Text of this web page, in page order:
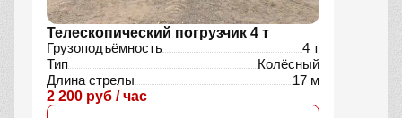
Телескопический погрузчик 4 т
Грузоподъёмность
4 т
Тип
Колёсный
Длина стрелы
17 м
2 200 руб / час